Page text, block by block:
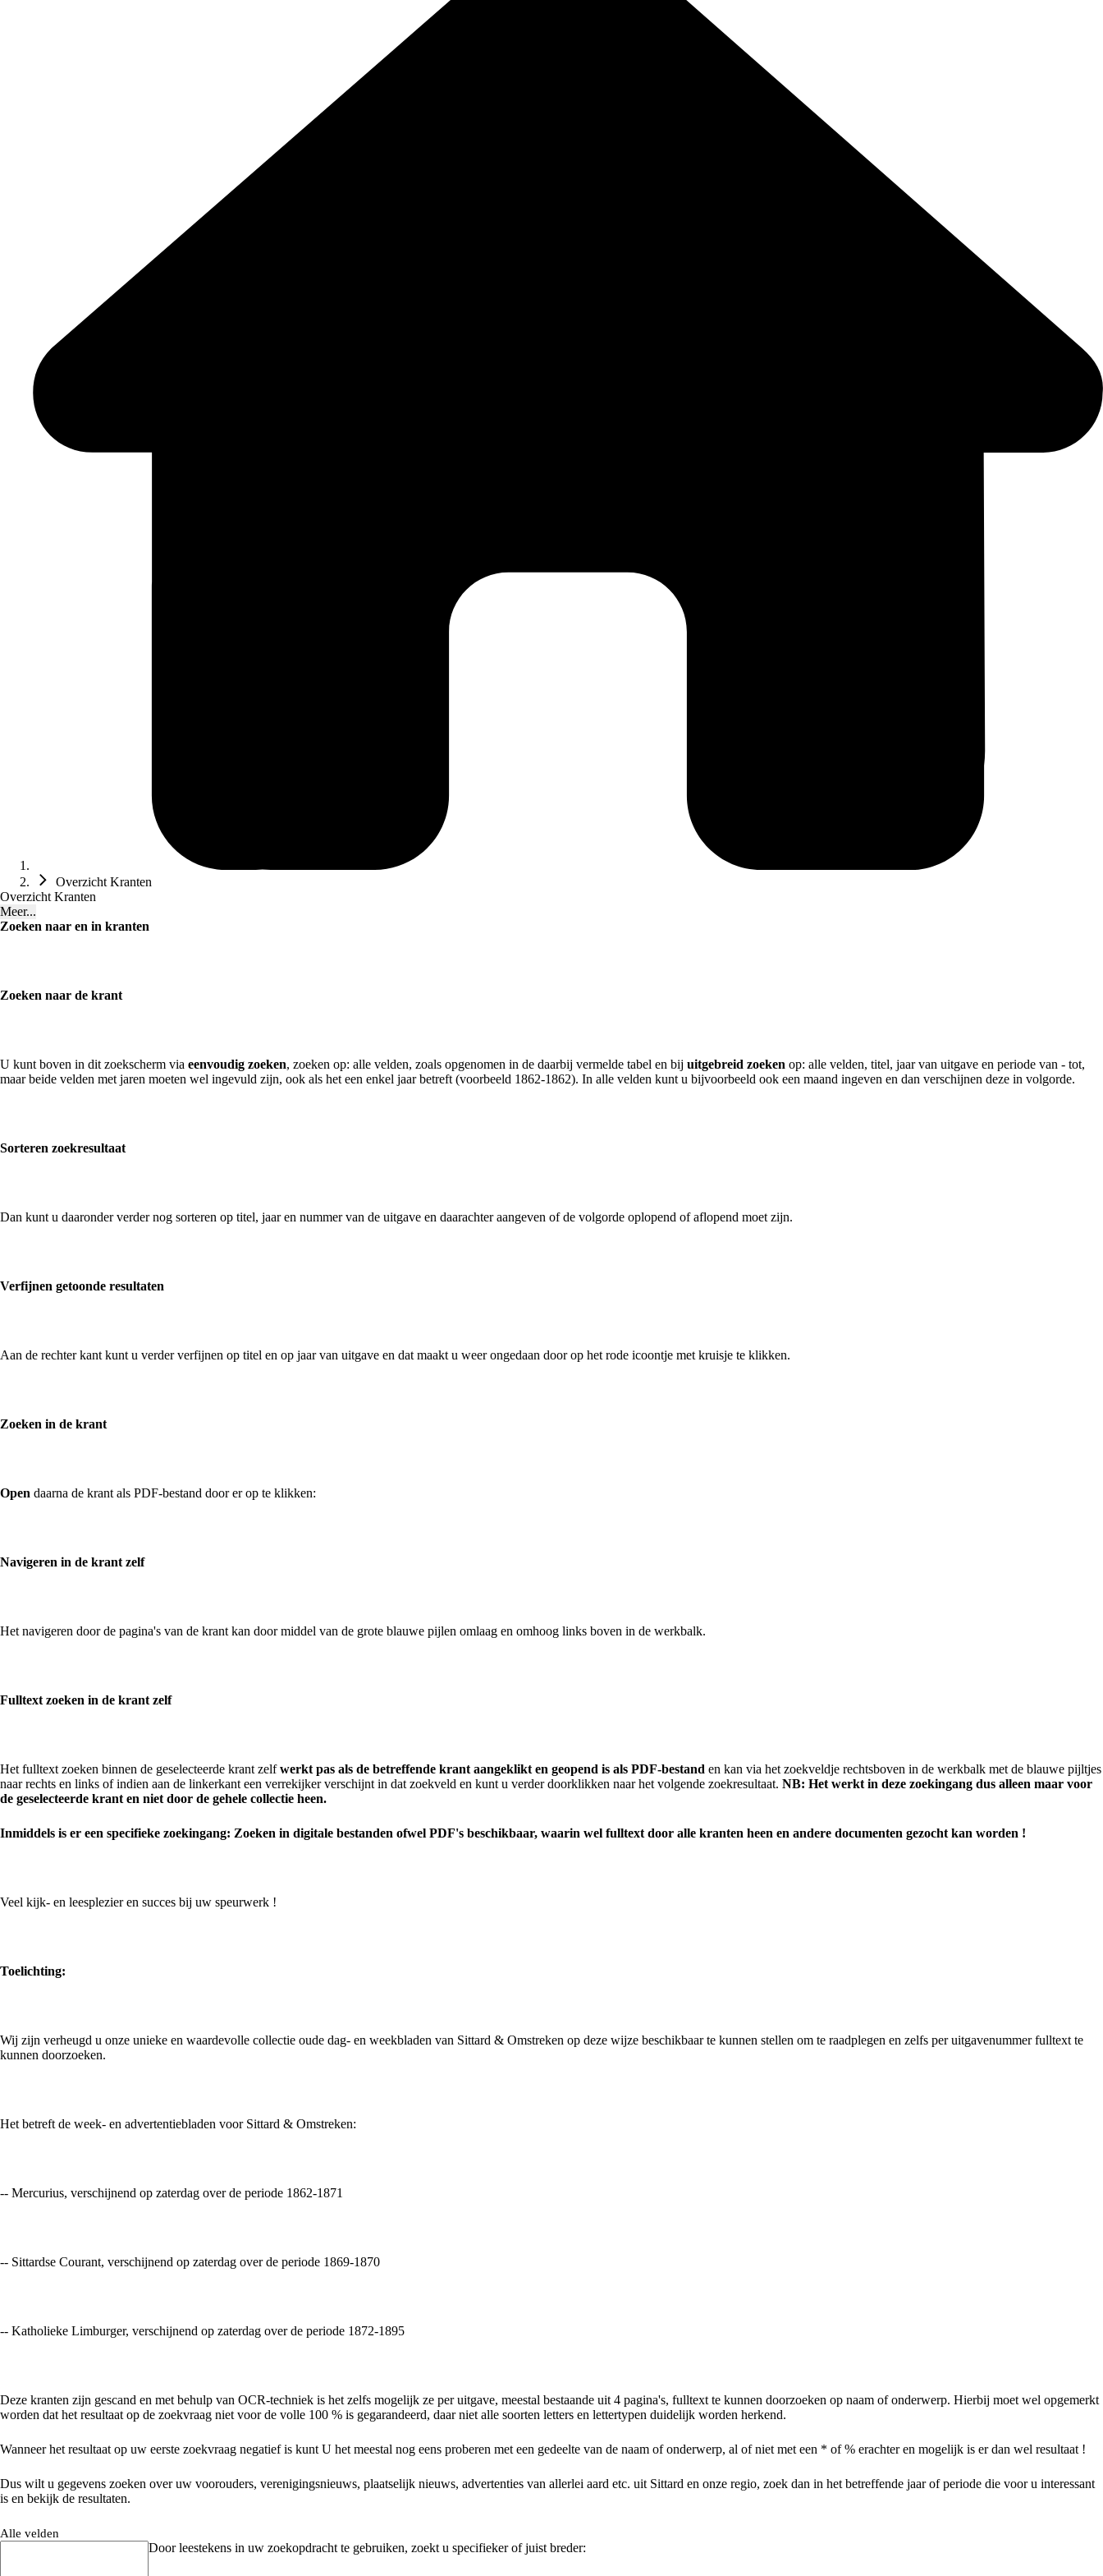
Overzicht Kranten
Overzicht Kranten
Meer...
Zoeken naar en in kranten
Zoeken naar de krant
U kunt boven in dit zoekscherm via eenvoudig zoeken, zoeken op: alle velden, zoals opgenomen in de daarbij vermelde tabel en bij uitgebreid zoeken op: alle velden, titel, jaar van uitgave en periode van - tot,
maar beide velden met jaren moeten wel ingevuld zijn, ook als het een enkel jaar betreft (voorbeeld 1862-1862). In alle velden kunt u bijvoorbeeld ook een maand ingeven en dan verschijnen deze in volgorde.
Sorteren zoekresultaat
Dan kunt u daaronder verder nog sorteren op titel, jaar en nummer van de uitgave en daarachter aangeven of de volgorde oplopend of aflopend moet zijn.
Verfijnen getoonde resultaten
Aan de rechter kant kunt u verder verfijnen op titel en op jaar van uitgave en dat maakt u weer ongedaan door op het rode icoontje met kruisje te klikken.
Zoeken in de krant
Open daarna de krant als PDF-bestand door er op te klikken:
Navigeren in de krant zelf
Het navigeren door de pagina's van de krant kan door middel van de grote blauwe pijlen omlaag en omhoog links boven in de werkbalk.
Fulltext zoeken in de krant zelf
Het fulltext zoeken binnen de geselecteerde krant zelfwerkt pas als de betreffende krant aangeklikt en geopend is als PDF-bestand en kan via het zoekveldje rechtsboven in de werkbalk met de blauwe pijltjes
naar rechts en links of indien aan de linkerkant een verrekijker verschijnt in dat zoekveld en kunt u verder doorklikken naar het volgende zoekresultaat. NB: Het werkt in deze zoekingang dus alleen maar voor
de geselecteerde krant en niet door de gehele collectie heen.
Inmiddels is er een specifieke zoekingang: Zoeken in digitale bestanden ofwel PDF's beschikbaar, waarin wel fulltext door alle kranten heen en andere documenten gezocht kan worden !
Veel kijk- en leesplezier en succes bij uw speurwerk !
Toelichting:
Wij zijn verheugd u onze unieke en waardevolle collectie oude dag- en weekbladen van Sittard & Omstreken op deze wijze beschikbaar te kunnen stellen om te raadplegen en zelfs per uitgavenummer fulltext te
kunnen doorzoeken.
Het betreft de week- en advertentiebladen voor Sittard & Omstreken:
-- Mercurius, verschijnend op zaterdag over de periode 1862-1871
-- Sittardse Courant, verschijnend op zaterdag over de periode 1869-1870
-- Katholieke Limburger, verschijnend op zaterdag over de periode 1872-1895
Deze kranten zijn gescand en met behulp van OCR-techniek is het zelfs mogelijk ze per uitgave, meestal bestaande uit 4 pagina's, fulltext te kunnen doorzoeken op naam of onderwerp. Hierbij moet wel opgemerkt
worden dat het resultaat op de zoekvraag niet voor de volle 100 % is gegarandeerd, daar niet alle soorten letters en lettertypen duidelijk worden herkend.
Wanneer het resultaat op uw eerste zoekvraag negatief is kunt U het meestal nog eens proberen met een gedeelte van de naam of onderwerp, al of niet met een * of % erachter en mogelijk is er dan wel resultaat !
Dus wilt u gegevens zoeken over uw voorouders, verenigingsnieuws, plaatselijk nieuws, advertenties van allerlei aard etc. uit Sittard en onze regio, zoek dan in het betreffende jaar of periode die voor u interessant
is en bekijk de resultaten.
Alle velden
Door leestekens in uw zoekopdracht te gebruiken, zoekt u specifieker of juist breder: